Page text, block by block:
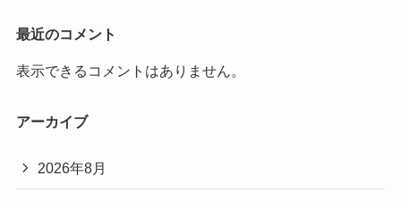
最近のコメント
表示できるコメントはありません。
アーカイブ
2026年8月